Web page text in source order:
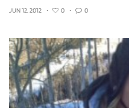
JUN 12, 2012 • 0 • 0